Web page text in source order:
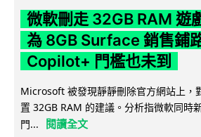
微軟刪走 32GB RAM 遊
為 8GB Surface 銷售鋪
Copilot+ 門檻也未到
Microsoft 被發現靜靜刪除官方網站上，
置 32GB RAM 的建議。分析指微軟同時
門...
閱讀全文